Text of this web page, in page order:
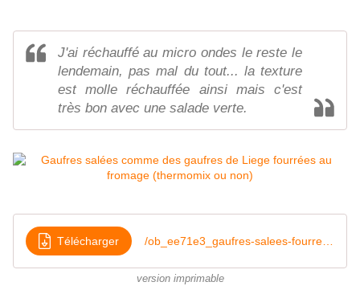
J'ai réchauffé au micro ondes le reste le
lendemain, pas mal du tout... la texture
est molle réchauffée ainsi mais c'est
très bon avec une salade verte.
Télécharger
version imprimable